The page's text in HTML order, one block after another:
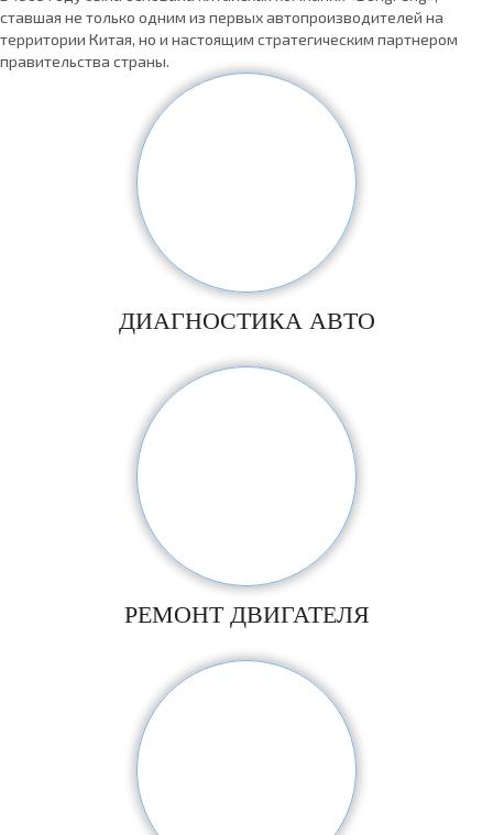
ставшая не только одним из первых автопроизводителей на
территории Китая, но и настоящим стратегическим партнером
правительства страны.
ДИАГНОСТИКА АВТО
РЕМОНТ ДВИГАТЕЛЯ